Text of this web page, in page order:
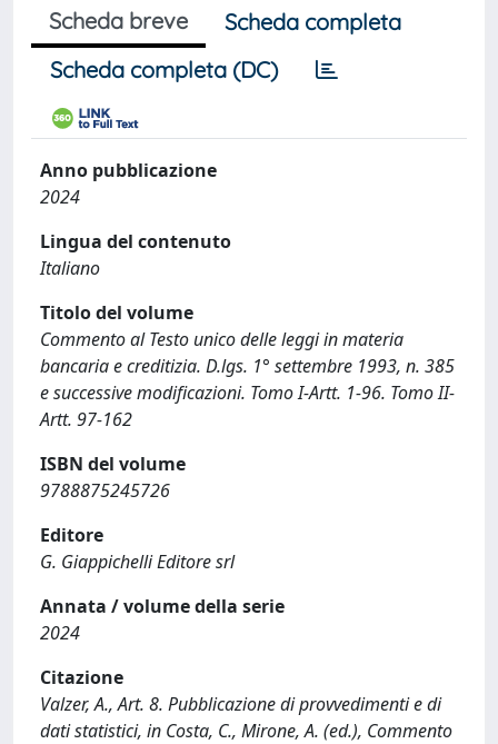
Scheda breve
Scheda completa
Scheda completa (DC)
Anno pubblicazione
2024
Lingua del contenuto
Italiano
Titolo del volume
Commento al Testo unico delle leggi in materia
bancaria e creditizia. D.lgs. 1° settembre 1993, n. 385
e successive modificazioni. Tomo I-Artt. 1-96. Tomo II-
Artt. 97-162
ISBN del volume
9788875245726
Editore
G. Giappichelli Editore srl
Annata / volume della serie
2024
Citazione
Valzer, A., Art. 8. Pubblicazione di provvedimenti e di
dati statistici, in Costa, C., Mirone, A. (ed.), Commento